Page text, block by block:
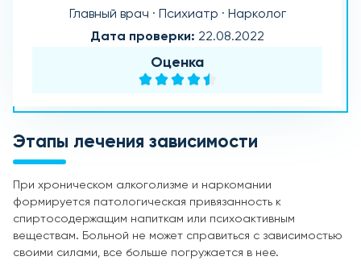
Главный врач · Психиатр · Нарколог
Дата проверки: 22.08.2022
Оценка
Этапы лечения зависимости
При хроническом алкоголизме и наркомании
формируется патологическая привязанность к
спиртосодержащим напиткам или психоактивным
веществам. Больной не может справиться с зависимостью
своими силами, все больше погружается в нее.